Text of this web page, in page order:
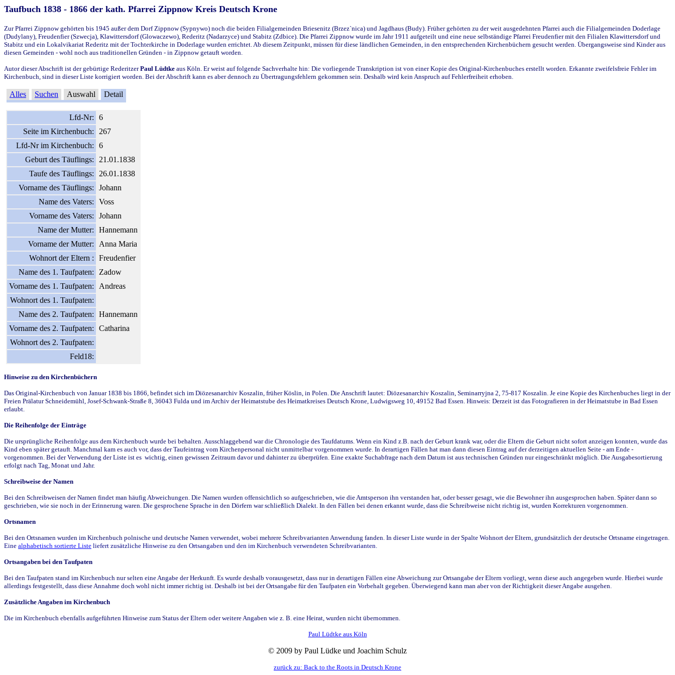
Taufbuch 1838 - 1866 der kath. Pfarrei Zippnow Kreis Deutsch Krone
Zur Pfarrei Zippnow gehörten bis 1945 außer dem Dorf Zippnow (Sypnywo) noch die beiden Filialgemeinden Briesenitz (Brzez`nica) und Jagdhaus (Budy). Früher gehörten zu der weit ausgedehnten Pfarrei auch die Filialgemeinden Doderlage
(Dudylany), Freudenfier (Szwecja), Klawittersdorf (Glowaczewo), Rederitz (Nadarzyce) und Stabitz (Zdbice). Die Pfarrei Zippnow wurde im Jahr 1911 aufgeteilt und eine neue selbständige Pfarrei Freudenfier mit den Filialen Klawittersdorf und
Stabitz und ein Lokalvikariat Rederitz mit der Tochterkirche in Doderlage wurden errichtet. Ab diesem Zeitpunkt, müssen für diese ländlichen Gemeinden, in den entsprechenden Kirchenbüchern gesucht werden. Übergangsweise sind Kinder aus
diesen Gemeinden - wohl noch aus traditionellen Gründen - in Zippnow getauft worden.
Autor dieser Abschrift ist der gebürtige RederitzerPaul Lüdtke aus Köln. Er weist auf folgende Sachverhalte hin: Die vorliegende Transkription ist von einer Kopie des Original-Kirchenbuches erstellt worden. Erkannte zweifelsfreie Fehler im
Kirchenbuch, sind in dieser Liste korrigiert worden. Bei der Abschrift kann es aber dennoch zu Übertragungsfehlern gekommen sein. Deshalb wird kein Anspruch auf Fehlerfreiheit erhoben.
Alles Suchen Auswahl Detail
Lfd-Nr:
6
Seite im Kirchenbuch:
267
Lfd-Nr im Kirchenbuch:
6
Geburt des Täuflings:
21.01.1838
Taufe des Täuflings:
26.01.1838
Vorname des Täuflings:
Johann
Name des Vaters:
Voss
Vorname des Vaters:
Johann
Name der Mutter:
Hannemann
Vorname der Mutter:
Anna Maria
Wohnort der Eltern :
Freudenfier
Name des 1. Taufpaten:
Zadow
Vorname des 1. Taufpaten:
Andreas
Wohnort des 1. Taufpaten:
Name des 2. Taufpaten:
Hannemann
Vorname des 2. Taufpaten:
Catharina
Wohnort des 2. Taufpaten:
Feld18:
Hinweise zu den Kirchenbüchern
Das Original-Kirchenbuch von Januar 1838 bis 1866, befindet sich im Diözesanarchiv Koszalin, früher Köslin, in Polen. Die Anschrift lautet: Diözesanarchiv Koszalin, Seminarryjna 2, 75-817 Koszalin. Je eine Kopie des Kirchenbuches liegt in der
Freien Prälatur Schneidemühl, Josef-Schwank-Straße 8, 36043 Fulda und im Archiv der Heimatstube des Heimatkreises Deutsch Krone, Ludwigsweg 10, 49152 Bad Essen. Hinweis: Derzeit ist das Fotografieren in der Heimatstube in Bad Essen
erlaubt.
Die Reihenfolge der Einträge
Die ursprüngliche Reihenfolge aus dem Kirchenbuch wurde bei behalten. Ausschlaggebend war die Chronologie des Taufdatums. Wenn ein Kind z.B. nach der Geburt krank war, oder die Eltern die Geburt nicht sofort anzeigen konnten, wurde das
Kind eben später getauft. Manchmal kam es auch vor, dass der Taufeintrag vom Kirchenpersonal nicht unmittelbar vorgenommen wurde. In derartigen Fällen hat man dann diesen Eintrag auf der derzeitigen aktuellen Seite - am Ende -
vorgenommen. Bei der Verwendung der Liste ist es wichtig, einen gewissen Zeitraum davor und dahinter zu überprüfen. Eine exakte Suchabfrage nach dem Datum ist aus technischen Gründen nur eingeschränkt möglich. Die Ausgabesortierung
erfolgt nach Tag, Monat und Jahr.
Schreibweise der Namen
Bei den Schreibweisen der Namen findet man häufig Abweichungen. Die Namen wurden offensichtlich so aufgeschrieben, wie die Amtsperson ihn verstanden hat, oder besser gesagt, wie die Bewohner ihn ausgesprochen haben. Später dann so
geschrieben, wie sie noch in der Erinnerung waren. Die gesprochene Sprache in den Dörfern war schließlich Dialekt. In den Fällen bei denen erkannt wurde, dass die Schreibweise nicht richtig ist, wurden Korrekturen vorgenommen.
Ortsnamen
Bei den Ortsnamen wurden im Kirchenbuch polnische und deutsche Namen verwendet, wobei mehrere Schreibvarianten Anwendung fanden. In dieser Liste wurde in der Spalte Wohnort der Eltern, grundsätzlich der deutsche Ortsname eingetragen.
Eine alphabetisch sortierte Liste liefert zusätzliche Hinweise zu den Ortsangaben und den im Kirchenbuch verwendeten Schreibvarianten.
Ortsangaben bei den Taufpaten
Bei den Taufpaten stand im Kirchenbuch nur selten eine Angabe der Herkunft. Es wurde deshalb vorausgesetzt, dass nur in derartigen Fällen eine Abweichung zur Ortsangabe der Eltern vorliegt, wenn diese auch angegeben wurde. Hierbei wurde
allerdings festgestellt, dass diese Annahme doch wohl nicht immer richtig ist. Deshalb ist bei der Ortsangabe für den Taufpaten ein Vorbehalt gegeben. Überwiegend kann man aber von der Richtigkeit dieser Angabe ausgehen.
Zusätzliche Angaben im Kirchenbuch
Die im Kirchenbuch ebenfalls aufgeführten Hinweise zum Status der Eltern oder weitere Angaben wie z. B. eine Heirat, wurden nicht übernommen.
Paul Lüdtke aus Köln
© 2009 by Paul Lüdke und Joachim Schulz
zurück zu: Back to the Roots in Deutsch Krone